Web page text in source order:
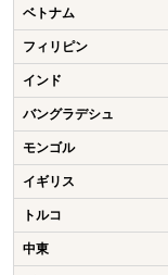
ベトナム
フィリピン
インド
バングラデシュ
モンゴル
イギリス
トルコ
中東